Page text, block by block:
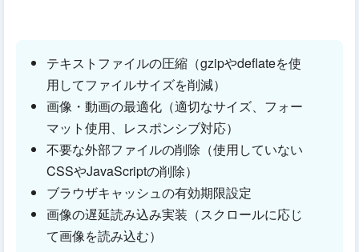
テキストファイルの圧縮（gzipやdeflateを使
用してファイルサイズを削減）
画像・動画の最適化（適切なサイズ、フォー
マット使用、レスポンシブ対応）
不要な外部ファイルの削除（使用していない
CSSやJavaScriptの削除）
ブラウザキャッシュの有効期限設定
画像の遅延読み込み実装（スクロールに応じ
て画像を読み込む）